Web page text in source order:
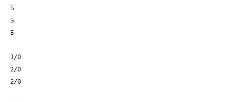
Б
Б
Б
1/0
2/0
2/0